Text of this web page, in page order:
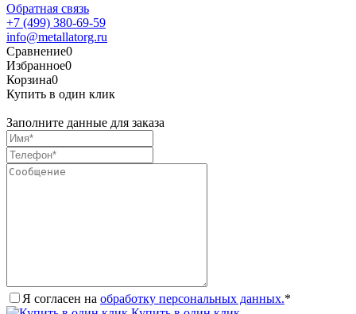
Обратная связь
+7 (499) 380-69-59
info@metallatorg.ru
Сравнение0
Избранное0
Корзина0
Купить в один клик
Заполните данные для заказа
Я согласен на обработку персональных данных.*